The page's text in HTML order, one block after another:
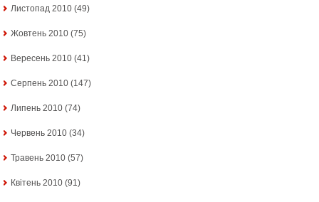
Листопад 2010 (49)
Жовтень 2010 (75)
Вересень 2010 (41)
Серпень 2010 (147)
Липень 2010 (74)
Червень 2010 (34)
Травень 2010 (57)
Квітень 2010 (91)